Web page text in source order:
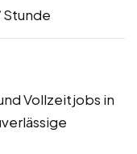
Stunde
Vollzeitjobs in